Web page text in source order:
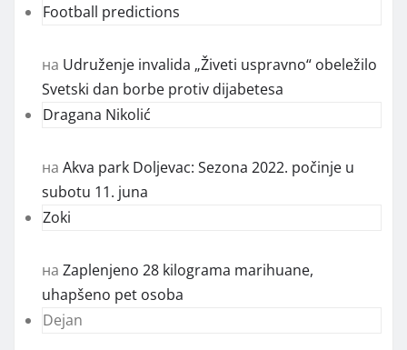
Football predictions
на Udruženje invalida „Živeti uspravno“ obeležilo
Svetski dan borbe protiv dijabetesa
Dragana Nikolić
на Akva park Doljevac: Sezona 2022. počinje u
subotu 11. juna
Zoki
на Zaplenjeno 28 kilograma marihuane,
uhapšeno pet osoba
Dejan